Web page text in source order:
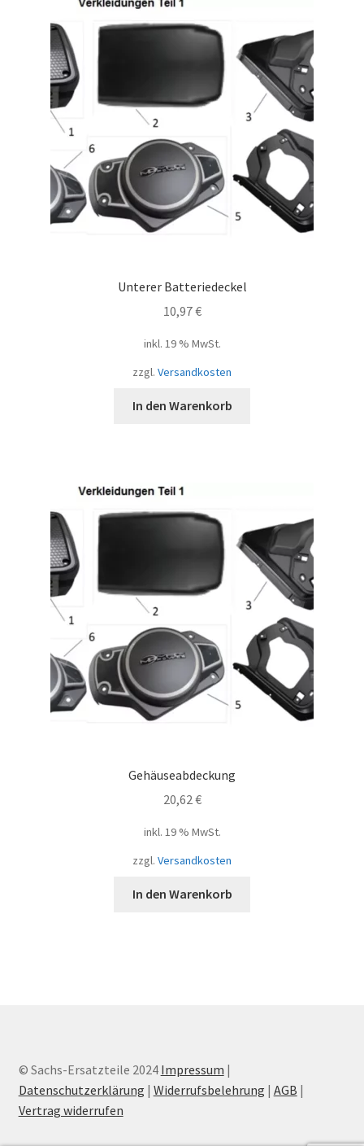
Unterer Batteriedeckel
10,97€
inkl. 19 % MwSt.
zzgl. Versandkosten
In den Warenkorb
Gehäuseabdeckung
20,62€
inkl. 19 % MwSt.
zzgl. Versandkosten
In den Warenkorb
© Sachs-Ersatzteile 2024 Impressum |
Datenschutzerklärung | Widerrufsbelehrung | AGB |
Vertrag widerrufen